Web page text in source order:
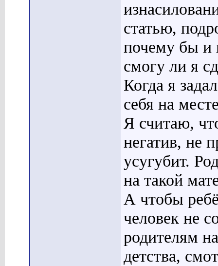
статью,
почему бы и
смогу ли я
Когда я
себя на
Я считаю,
негатив, не
усугубит.
на такой
А чтобы
человек не
родителям
детства,